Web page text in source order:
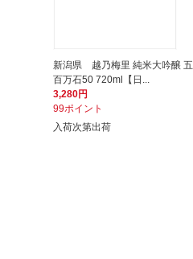
新潟県 越乃梅里 純米大吟醸 五
百万石50 720ml【日...
3,280円
99ポイント
入荷次第出荷